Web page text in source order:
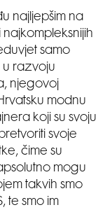
najljepšim na
samo
u razvoju
njegovoj
modnu
koji su svoju
svoje
čime su
mogu
takvih smo
te smo im